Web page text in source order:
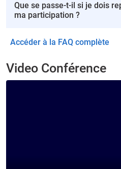
Que se passe-t-il si je dois
ma participation ?
Accéder à la FAQ complète
Video Conférence